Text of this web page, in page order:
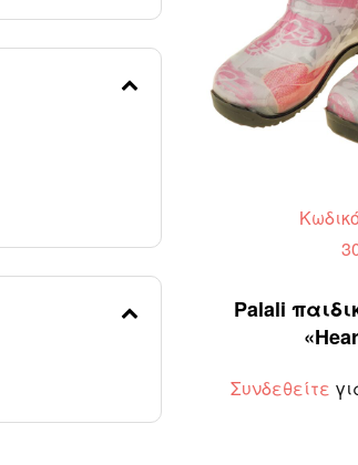
Palali
Συνδεθείτε